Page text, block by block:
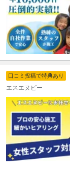
口コミ投稿で特典あり
エスエヌビー